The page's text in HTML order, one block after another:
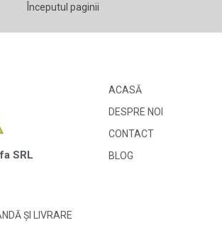
Începutul paginii
SRL
ACASĂ
DESPRE NOI
CONTACT
BLOG
ȘI LIVRARE